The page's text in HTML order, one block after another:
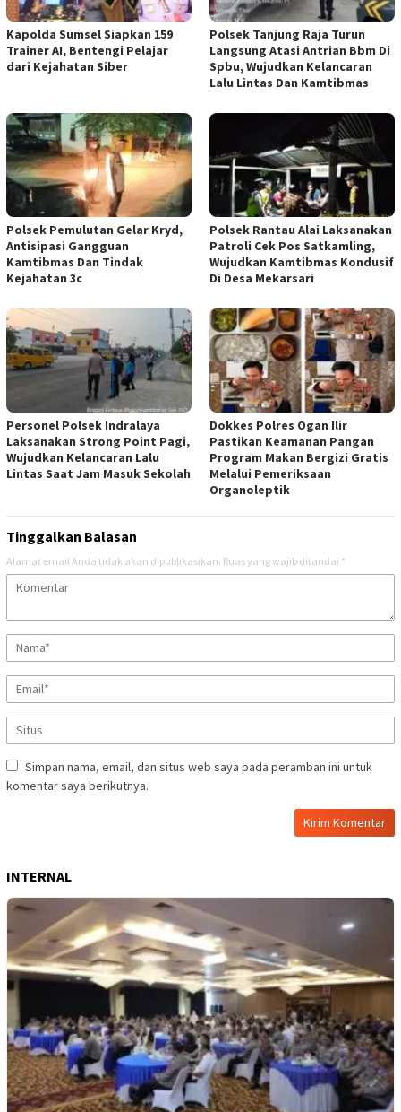
Kapolda Sumsel Siapkan 159
Trainer AI, Bentengi Pelajar
dari Kejahatan Siber
Polsek Tanjung Raja Turun
Langsung Atasi Antrian Bbm Di
Spbu, Wujudkan Kelancaran
Lalu Lintas Dan Kamtibmas
Polsek Pemulutan Gelar Kryd,
Antisipasi Gangguan
Kamtibmas Dan Tindak
Kejahatan 3c
Polsek Rantau Alai Laksanakan
Patroli Cek Pos Satkamling,
Wujudkan Kamtibmas Kondusif
Di Desa Mekarsari
Personel Polsek Indralaya
Laksanakan Strong Point Pagi,
Wujudkan Kelancaran Lalu
Lintas Saat Jam Masuk Sekolah
Dokkes Polres Ogan Ilir
Pastikan Keamanan Pangan
Program Makan Bergizi Gratis
Melalui Pemeriksaan
Organoleptik
Tinggalkan Balasan
Alamat email Anda tidak akan dipublikasikan. Ruas yang wajib ditandai *
Simpan nama, email, dan situs web saya pada peramban ini untuk
komentar saya berikutnya.
INTERNAL